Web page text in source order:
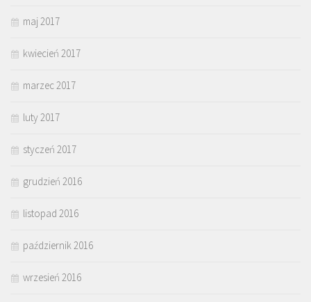
maj 2017
kwiecień 2017
marzec 2017
luty 2017
styczeń 2017
grudzień 2016
listopad 2016
październik 2016
wrzesień 2016